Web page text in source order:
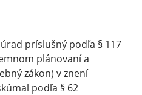
príslušný podľa § 117
plánovaní a
zákon) v znení
podľa § 62